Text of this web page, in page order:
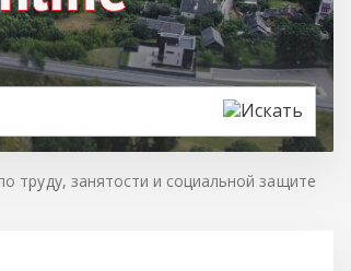
труду, занятости и социальной защите